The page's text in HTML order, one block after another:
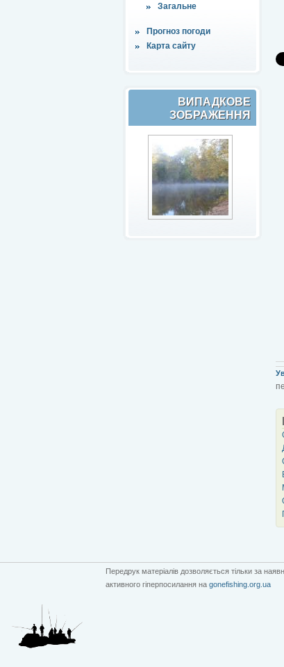
Загальне
Прогноз погоди
Карта сайту
ВИПАДКОВЕ
ЗОБРАЖЕННЯ
Передрук матеріалів дозволяється тільки за
активного гіперпосилання на gonefishing.org.ua